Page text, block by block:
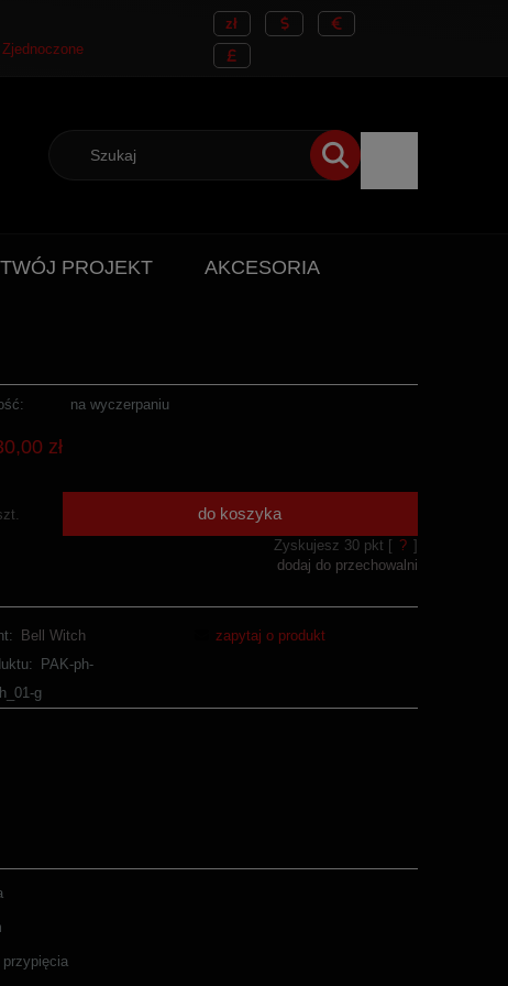
TWÓJ PROJEKT AKCESORIA
na wyczerpaniu
zł
do koszyka
Zyskujesz 30pkt [ ? ]
dodaj do przechowalni
Bell Witch
PAK-ph-
g
zapytaj o produkt
przypięcia